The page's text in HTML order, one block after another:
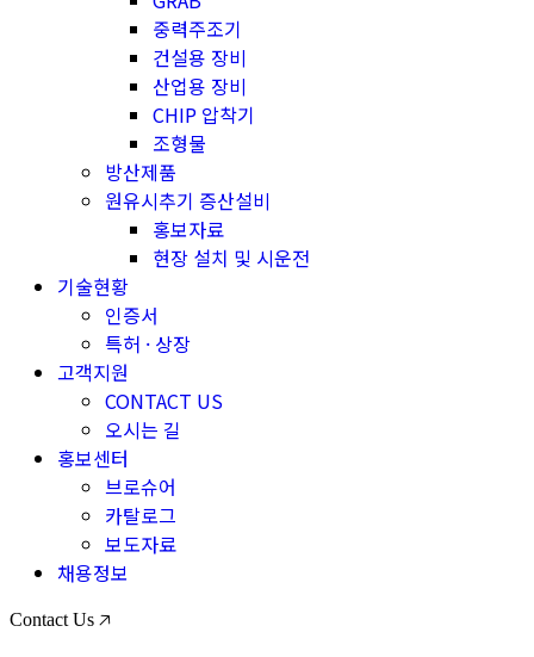
중력주조기
건설용 장비
산업용 장비
CHIP 압착기
조형물
방산제품
원유시추기 증산설비
홍보자료
현장 설치 및 시운전
기술현황
인증서
특허 · 상장
고객지원
CONTACT US
오시는 길
홍보센터
브로슈어
카탈로그
보도자료
채용정보
Contact Us 🡥